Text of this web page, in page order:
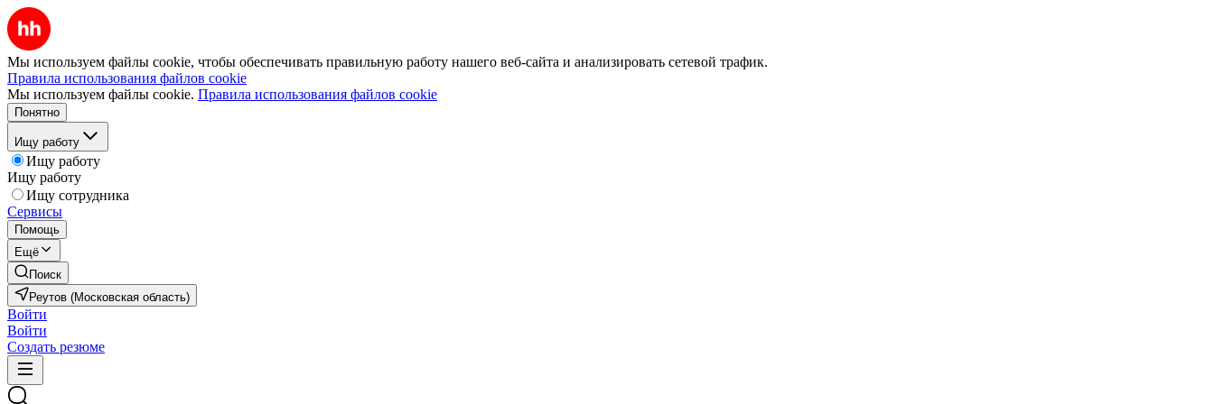
Мы используем файлы cookie, чтобы обеспечивать правильную работу нашего веб-сайта и анализировать сетевой трафик.
Правила использования файлов cookie
Мы используем файлы cookie. Правила использования файлов cookie
Понятно
Ищу работу
Ищу работу
Ищу работу
Ищу сотрудника
Сервисы
Помощь
Ещё
Поиск
Реутов (Московская область)
Войти
Войти
Создать резюме